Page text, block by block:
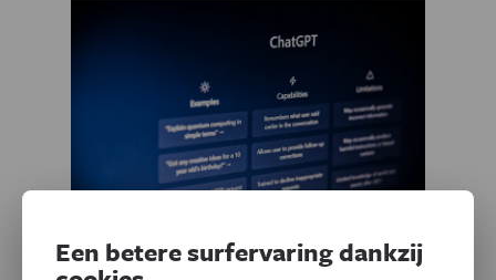
Een betere surfervaring dankzij